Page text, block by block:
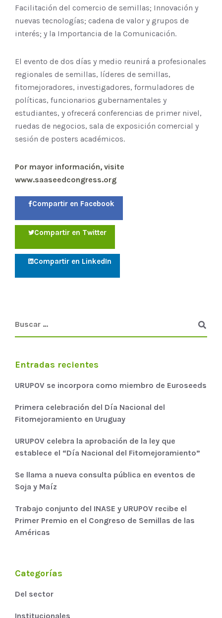
Facilitación del comercio de semillas; Innovación y
nuevas tecnologías; cadena de valor y grupos de
interés; y la Importancia de la Comunicación.
El evento de dos días y medio reunirá a profesionales
regionales de semillas, líderes de semillas,
fitomejoradores, investigadores, formuladores de
políticas, funcionarios gubernamentales y
estudiantes, y ofrecerá conferencias de primer nivel,
ruedas de negocios, sala de exposición comercial y
sesión de posters académicos.
Por mayor información, visite
www.saaseedcongress.org
Compartir en Facebook
Compartir en Twitter
Compartir en LinkedIn
Entradas recientes
URUPOV se incorpora como miembro de Euroseeds
Primera celebración del Día Nacional del
Fitomejoramiento en Uruguay
URUPOV celebra la aprobación de la ley que
establece el “Día Nacional del Fitomejoramiento”
Se llama a nueva consulta pública en eventos de
Soja y Maíz
Trabajo conjunto del INASE y URUPOV recibe el
Primer Premio en el Congreso de Semillas de las
Américas
Categorías
Del sector
Institucionales